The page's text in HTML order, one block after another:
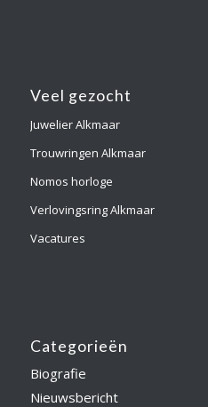
Veel gezocht
Juwelier Alkmaar
Trouwringen Alkmaar
Nomos horloge
Verlovingsring Alkmaar
Vacatures
Categorieën
Biografie
Nieuwsbericht